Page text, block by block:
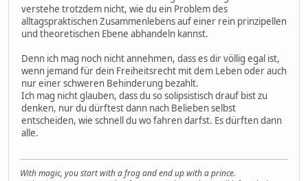
verstehe trotzdem nicht, wie du ein Problem des
alltagspraktischen Zusammenlebens auf einer rein prinzipellen
und theoretischen Ebene abhandeln kannst.
Denn ich mag noch nicht annehmen, dass es dir völlig egal ist,
wenn jemand für dein Freiheitsrecht mit dem Leben oder auch
nur einer schweren Behinderung bezahlt.
Ich mag nicht glauben, dass du so solipsistisch drauf bist zu
denken, nur du dürftest dann nach Belieben selbst
entscheiden, wie schnell du wo fahren darfst. Es dürften dann
alle.
With magic, you start with a frog and end up with a prince.